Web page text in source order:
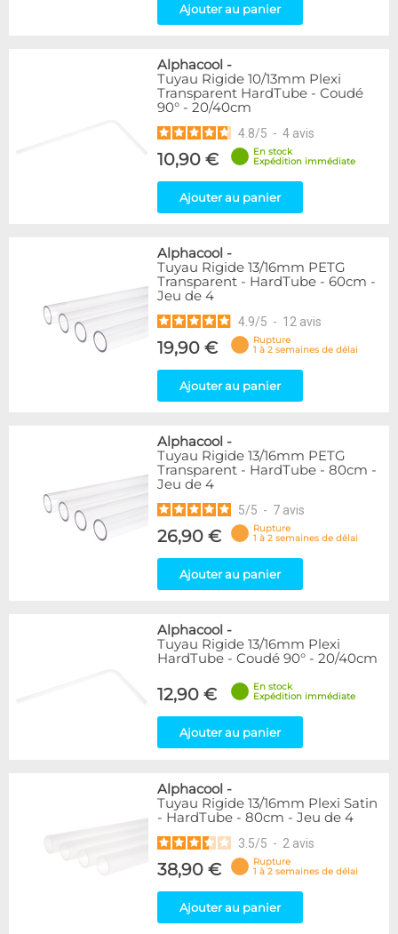
Ajouter au panier
Alphacool -
Tuyau Rigide 10/13mm Plexi
Transparent HardTube - Coudé
90° - 20/40cm
4.8/5 - 4 avis
10,90 €
En stock
Expédition immédiate
Ajouter au panier
Alphacool -
Tuyau Rigide 13/16mm PETG
Transparent - HardTube - 60cm -
Jeu de 4
4.9/5 - 12 avis
19,90 €
Rupture
1 à 2 semaines de délai
Ajouter au panier
Alphacool -
Tuyau Rigide 13/16mm PETG
Transparent - HardTube - 80cm -
Jeu de 4
5/5 - 7 avis
26,90 €
Rupture
1 à 2 semaines de délai
Ajouter au panier
Alphacool -
Tuyau Rigide 13/16mm Plexi
HardTube - Coudé 90° - 20/40cm
12,90 €
En stock
Expédition immédiate
Ajouter au panier
Alphacool -
Tuyau Rigide 13/16mm Plexi Satin
- HardTube - 80cm - Jeu de 4
3.5/5 - 2 avis
38,90 €
Rupture
1 à 2 semaines de délai
Ajouter au panier